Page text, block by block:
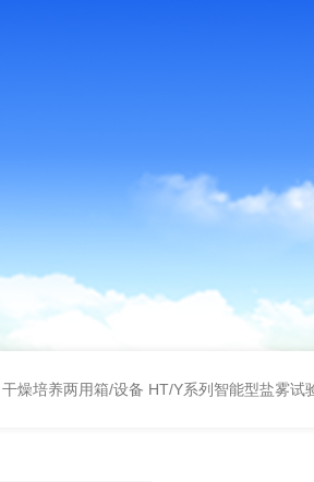
干燥培养两用箱/设备 HT/Y系列智能型盐雾试